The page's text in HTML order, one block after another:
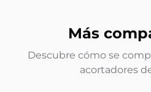
Más
Descubre cómo se
acortadores